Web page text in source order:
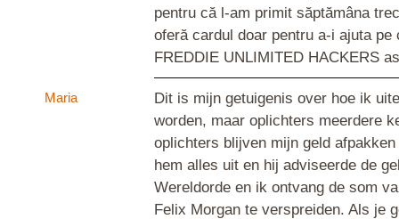
pentru că l-am primit săptămâna
oferă cardul doar pentru a-i ajuta
FREDDIE UNLIMITED HACKERS
Maria
Dit is mijn getuigenis over hoe ik
worden, maar oplichters meerdere
oplichters blijven mijn geld
hem alles uit en hij adviseerde de
Wereldorde en ik ontvang de som
Felix Morgan te verspreiden. Als je